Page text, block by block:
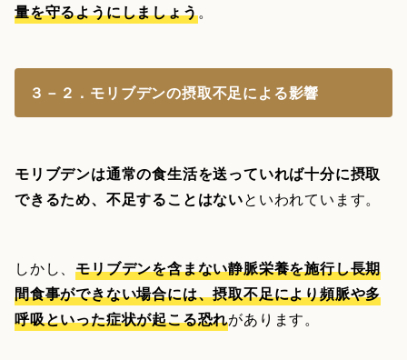
量を守るようにしましょう。
３－２．モリブデンの摂取不足による影響
モリブデンは通常の食生活を送っていれば十分に摂取
できるため、不足することはないといわれています。
しかし、モリブデンを含まない静脈栄養を施行し長期
間食事ができない場合には、摂取不足により頻脈や多
呼吸といった症状が起こる恐れがあります。